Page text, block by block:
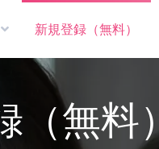
新規登録（無料）
（無料